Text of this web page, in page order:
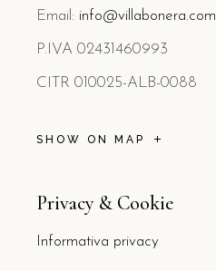
Email: info@villabonera.com
P.IVA 02431460993
CITR 010025-ALB-0088
SHOW ON MAP
Privacy & Cookie
Informativa privacy